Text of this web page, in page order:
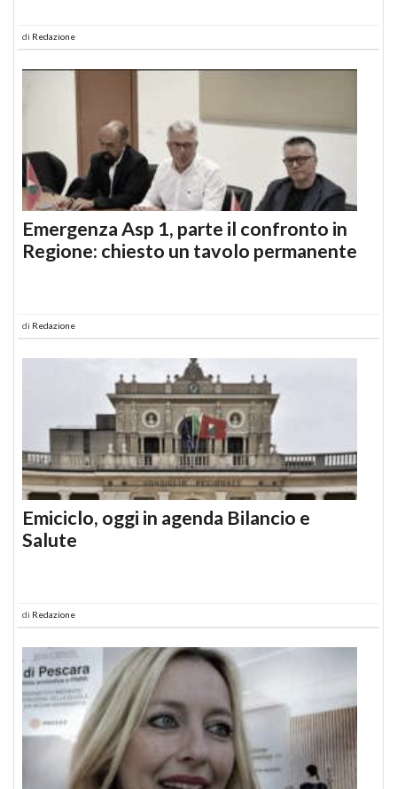
di Redazione
Emergenza Asp 1, parte il confronto in
Regione: chiesto un tavolo permanente
di Redazione
Emiciclo, oggi in agenda Bilancio e
Salute
di Redazione